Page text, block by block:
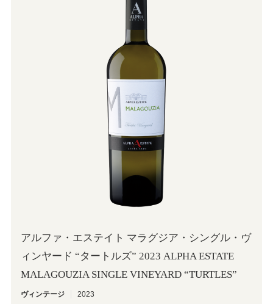
アルファ・エステイト マラグジア・シングル・ヴ
ィンヤード “タートルズ” 2023 ALPHA ESTATE
MALAGOUZIA SINGLE VINEYARD “TURTLES”
ヴィンテージ
2023